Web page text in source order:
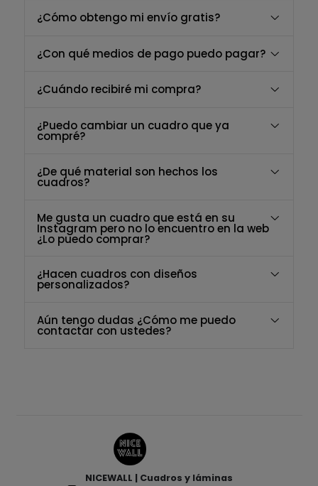
¿Cómo obtengo mi envío gratis?
¿Con qué medios de pago puedo pagar?
¿Cuándo recibiré mi compra?
¿Puedo cambiar un cuadro que ya
compré?
¿De qué material son hechos los
cuadros?
Me gusta un cuadro que está en su
Instagram pero no lo encuentro en la web
¿Lo puedo comprar?
¿Hacen cuadros con diseños
personalizados?
Aún tengo dudas ¿Cómo me puedo
contactar con ustedes?
NICEWALL | Cuadros y láminas